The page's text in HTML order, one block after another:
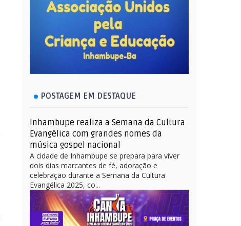
POSTAGEM EM DESTAQUE
Inhambupe realiza a Semana da Cultura
Evangélica com grandes nomes da
música gospel nacional
A cidade de Inhambupe se prepara para viver
dois dias marcantes de fé, adoração e
celebração durante a Semana da Cultura
Evangélica 2025, co...